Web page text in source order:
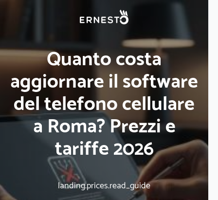
Quanto costa
aggiornare il software
del telefono cellulare
a Roma? Prezzi e
tariffe 2026
landing.prices.read_guide